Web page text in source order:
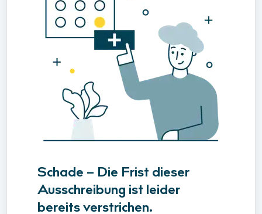
Schade – Die Frist dieser
Ausschreibung ist leider
bereits verstrichen.